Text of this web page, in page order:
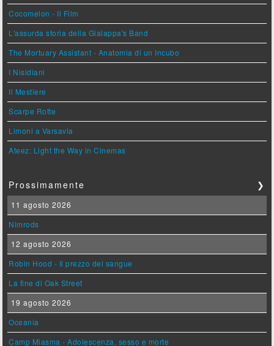
Cocomelon - Il Film
L'assurda storia della Gialappa's Band
The Mortuary Assistant - Anatomia di un Incubo
I Nisidiani
Il Mestiere
Scarpe Rotte
Limoni a Varsavia
Ateez: Light the Way in Cinemas
Prossimamente ❯
11 agosto 2026
Nimrods
12 agosto 2026
Robin Hood - Il prezzo del sangue
La fine di Oak Street
19 agosto 2026
Oceania
Camp Miasma - Adolescenza, sesso e morte